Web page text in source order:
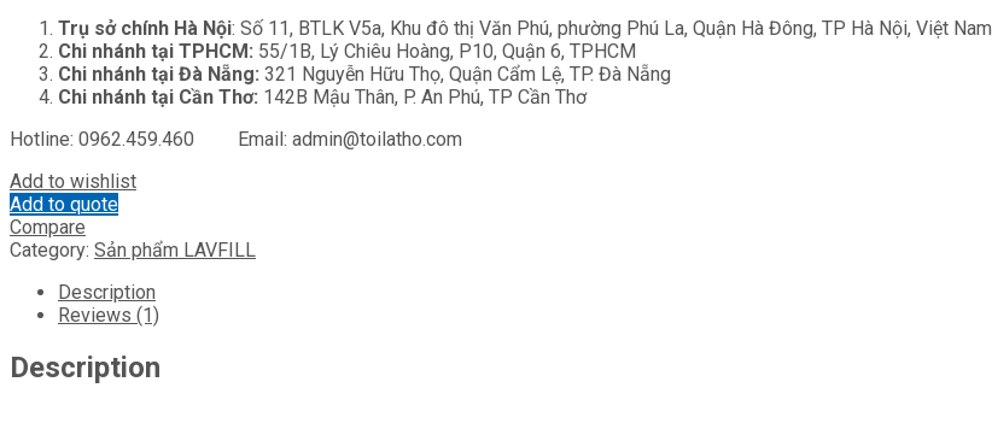
Trụ sở chính Hà Nội: Số 11, BTLK V5a, Khu đô thị Văn Phú, phường Phú La, Quận Hà Đông, TP Hà Nội, Việt Nam
Chi nhánh tại TPHCM: 55/1B, Lý Chiêu Hoàng, P10, Quận 6, TPHCM
Chi nhánh tại Đà Nẵng: 321 Nguyễn Hữu Thọ, Quận Cẩm Lệ, TP. Đà Nẵng
Chi nhánh tại Cần Thơ: 142B Mậu Thân, P. An Phú, TP Cần Thơ
Hotline: 0962.459.460 Email: admin@toilatho.com
Add to wishlist
Add to quote
Compare
Category: Sản phẩm LAVFILL
Description
Reviews (1)
Description